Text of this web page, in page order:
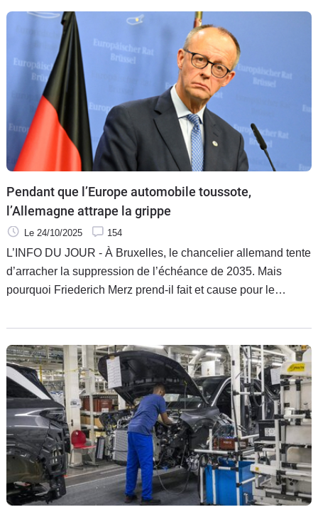
politique industrielle européenne.
Pendant que l’Europe automobile toussote,
l’Allemagne attrape la grippe
Le 24/10/2025 154
L’INFO DU JOUR - À Bruxelles, le chancelier allemand tente
d’arracher la suppression de l’échéance de 2035. Mais
pourquoi Friederich Merz prend-il fait et cause pour le